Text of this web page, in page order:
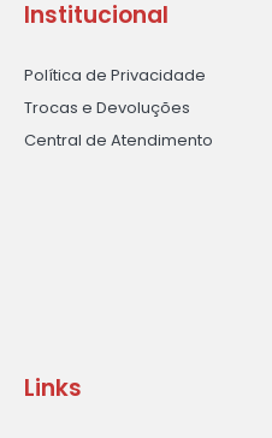
Institucional
Política de Privacidade
Trocas e Devoluções
Central de Atendimento
Links